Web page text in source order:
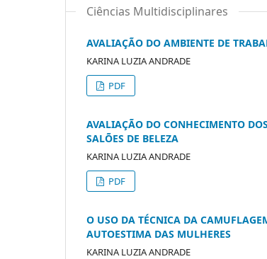
Ciências Multidisciplinares
AVALIAÇÃO DO AMBIENTE DE
KARINA LUZIA ANDRADE
PDF
AVALIAÇÃO DO CONHECIMENTO
SALÕES DE BELEZA
KARINA LUZIA ANDRADE
PDF
O USO DA TÉCNICA DA
AUTOESTIMA DAS MULHERES
KARINA LUZIA ANDRADE